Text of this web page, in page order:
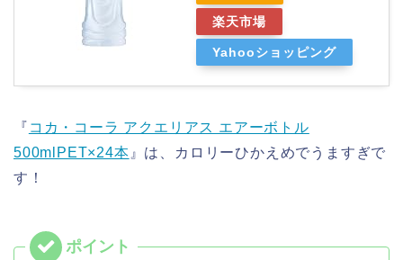
楽天市場
Yahooショッピング
『 コカ・コーラ アクエリアス エアーボトル
500mlPET×24本 』は、カロリーひかえめでうますぎで
す！